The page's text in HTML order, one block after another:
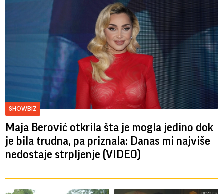
SHOWBIZ
Maja Berović otkrila šta je mogla jedino dok
je bila trudna, pa priznala: Danas mi najviše
nedostaje strpljenje (VIDEO)